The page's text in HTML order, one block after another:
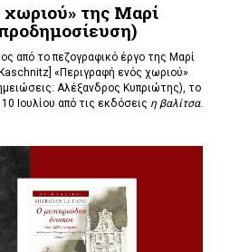
της Μαρί
από το πεζογραφικό έργο της Μαρί
«Περιγραφή ενός χωριού»
Αλέξανδρος Κυπριώτης), το
Ιουλίου από τις εκδόσεις η βαλίτσα.